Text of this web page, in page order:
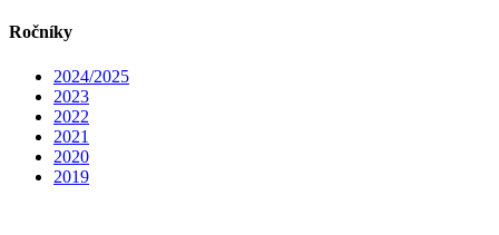
Ročníky
2024/2025
2023
2022
2021
2020
2019